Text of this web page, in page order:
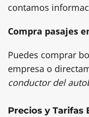
contamos
Compra pasajes
Puedes comprar
empresa o
conductor del
Precios y Tarifas